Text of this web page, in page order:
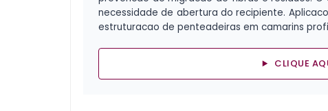
necessidade de abertura do recipiente.
estruturacao de penteadeiras em camarins
CLIQUE